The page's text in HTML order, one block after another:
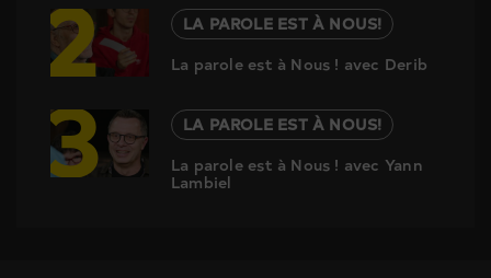
2
LA PAROLE EST À NOUS!
La parole est à Nous ! avec Derib
3
LA PAROLE EST À NOUS!
La parole est à Nous ! avec Yann
Lambiel